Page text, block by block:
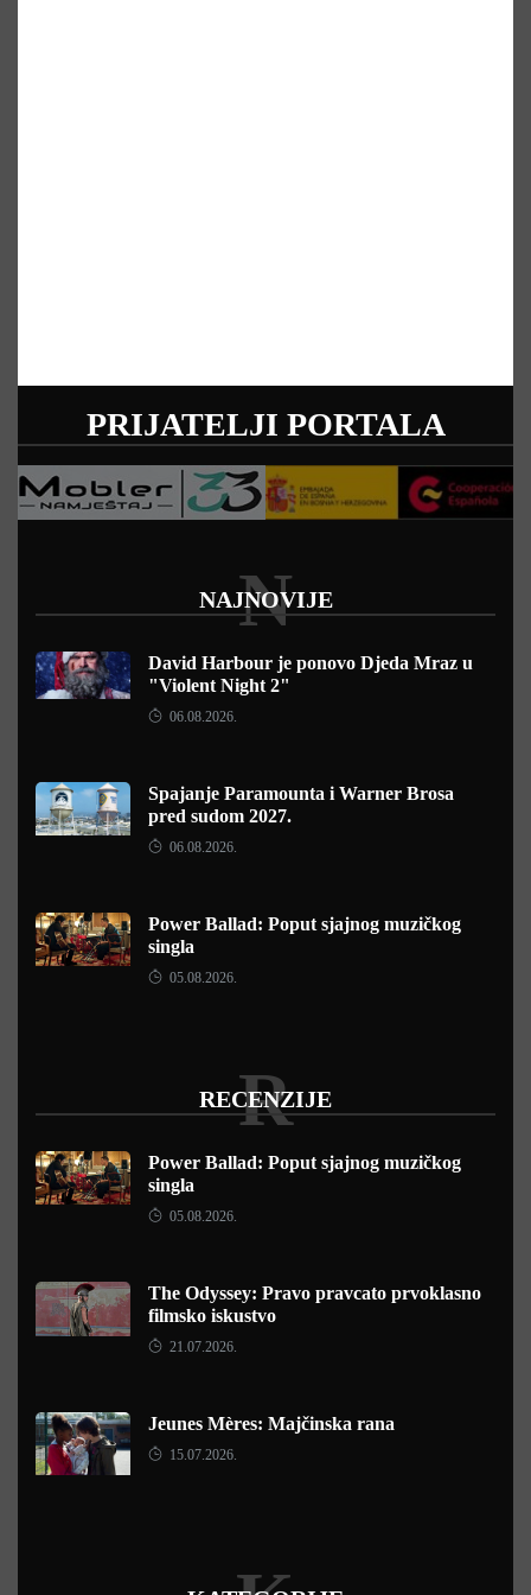
PRIJATELJI PORTALA
NAJNOVIJE
N
David Harbour je ponovo Djeda Mraz u
"Violent Night 2"
06.08.2026.
Spajanje Paramounta i Warner Brosa
pred sudom 2027.
06.08.2026.
Power Ballad: Poput sjajnog muzičkog
singla
05.08.2026.
RECENZIJE
R
Power Ballad: Poput sjajnog muzičkog
singla
05.08.2026.
The Odyssey: Pravo pravcato prvoklasno
filmsko iskustvo
21.07.2026.
Jeunes Mères: Majčinska rana
15.07.2026.